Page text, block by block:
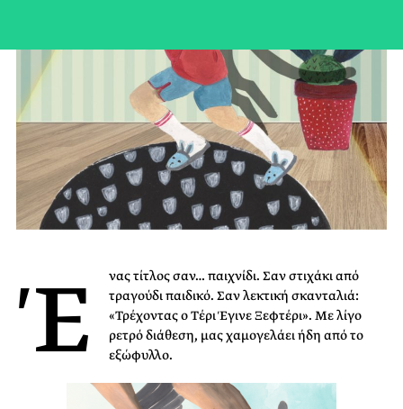
Έ
νας τίτλος σαν… παιχνίδι. Σαν στιχάκι από
τραγούδι παιδικό. Σαν λεκτική σκανταλιά:
«Τρέχοντας ο Τέρι Έγινε Ξεφτέρι». Με λίγο
ρετρό διάθεση, μας χαμογελάει ήδη από το
εξώφυλλο.